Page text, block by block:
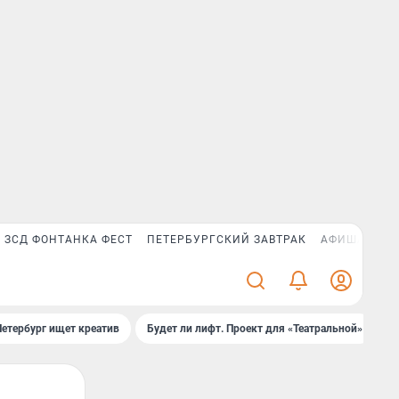
ЗСД ФОНТАНКА ФЕСТ ПЕТЕРБУРГСКИЙ ЗАВТРАК АФИША PLUS
ищет креатив Будет ли лифт. Проект для «Театральной»